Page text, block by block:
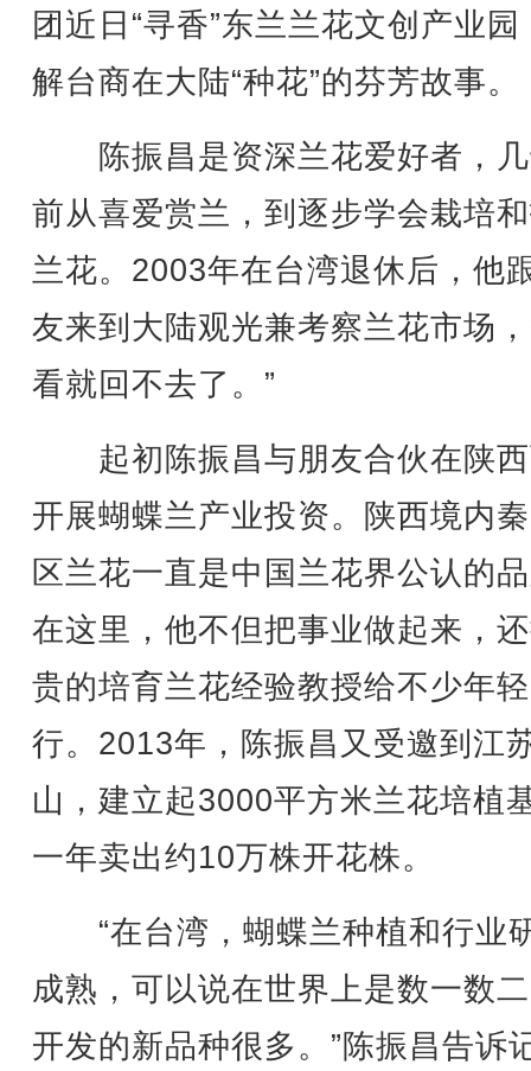
团近日“寻香”东兰兰花文创产业园
解台商在大陆“种花”的芬芳故事。
陈振昌是资深兰花爱好者，
前从喜爱赏兰，到逐步学会栽培
兰花。2003年在台湾退休后，他
友来到大陆观光兼考察兰花市场
看就回不去了。”
起初陈振昌与朋友合伙在陕
开展蝴蝶兰产业投资。陕西境内
区兰花一直是中国兰花界公认的
在这里，他不但把事业做起来，
贵的培育兰花经验教授给不少年
行。2013年，陈振昌又受邀到江
山，建立起3000平方米兰花培植
一年卖出约10万株开花株。
“在台湾，蝴蝶兰种植和行业
成熟，可以说在世界上是数一数
开发的新品种很多。”陈振昌告诉